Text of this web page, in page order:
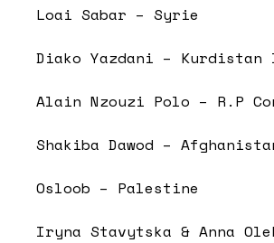
Loai Sabar – Syrie
Diako Yazdani – Kurdistan
Alain Nzouzi Polo – R.P
Shakiba Dawod –
Osloob – Palestine
Iryna Stavytska & Anna